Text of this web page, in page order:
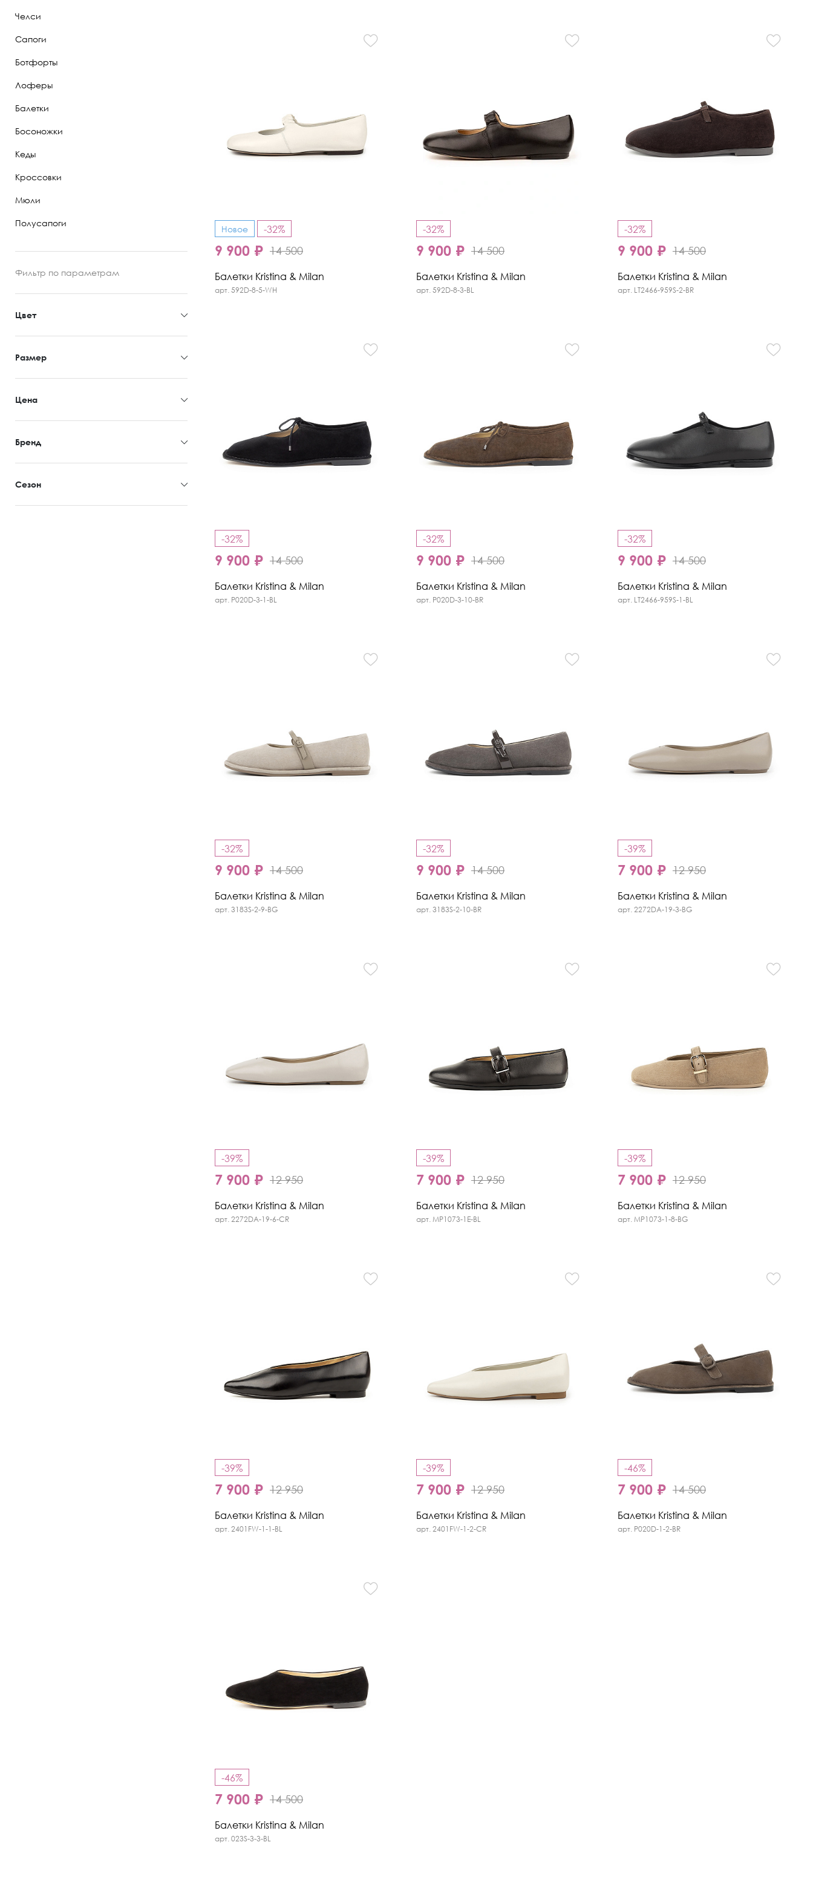
Челси
Сапоги
Ботфорты
Лоферы
Балетки
Босоножки
Кеды
Кроссовки
Мюли
Полусапоги
Фильтр по параметрам
Цвет
Размер
Цена
Бренд
Сезон
Новое -32%
9 900 ₽ 14 500
Балетки Kristina & Milan
арт. 592D-8-5-WH
-32%
9 900 ₽ 14 500
Балетки Kristina & Milan
арт. 592D-8-3-BL
-32%
9 900 ₽ 14 500
Балетки Kristina & Milan
арт. LT2466-959S-2-BR
-32%
9 900 ₽ 14 500
Балетки Kristina & Milan
арт. P020D-3-1-BL
-32%
9 900 ₽ 14 500
Балетки Kristina & Milan
арт. P020D-3-10-BR
-32%
9 900 ₽ 14 500
Балетки Kristina & Milan
арт. LT2466-959S-1-BL
-32%
9 900 ₽ 14 500
Балетки Kristina & Milan
арт. 3183S-2-9-BG
-32%
9 900 ₽ 14 500
Балетки Kristina & Milan
арт. 3183S-2-10-BR
-39%
7 900 ₽ 12 950
Балетки Kristina & Milan
арт. 2272DA-19-3-BG
-39%
7 900 ₽ 12 950
Балетки Kristina & Milan
арт. 2272DA-19-6-CR
-39%
7 900 ₽ 12 950
Балетки Kristina & Milan
арт. MP1073-1E-BL
-39%
7 900 ₽ 12 950
Балетки Kristina & Milan
арт. MP1073-1-8-BG
-39%
7 900 ₽ 12 950
Балетки Kristina & Milan
арт. 2401FW-1-1-BL
-39%
7 900 ₽ 12 950
Балетки Kristina & Milan
арт. 2401FW-1-2-CR
-46%
7 900 ₽ 14 500
Балетки Kristina & Milan
арт. P020D-1-2-BR
-46%
7 900 ₽ 14 500
Балетки Kristina & Milan
арт. 023S-3-3-BL